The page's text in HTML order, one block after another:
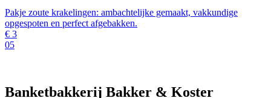
Pakje zoute krakelingen: ambachtelijke gemaakt, vakkundige
opgespoten en perfect afgebakken.
€ 3
05
Banketbakkerij Bakker & Koster